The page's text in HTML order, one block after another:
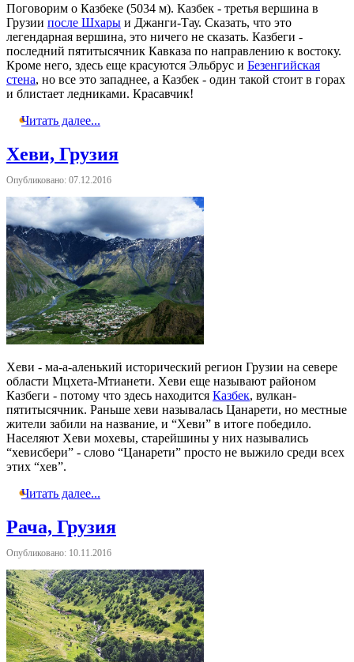
Поговорим о Казбеке (5034 м). Казбек - третья вершина в
Грузии после Шхары и Джанги-Тау. Сказать, что это
легендарная вершина, это ничего не сказать. Казбеги -
последний пятитысячник Кавказа по направлению к востоку.
Кроме него, здесь еще красуются Эльбрус и Безенгийская
стена, но все это западнее, а Казбек - один такой стоит в горах
и блистает ледниками. Красавчик!
Читать далее...
Хеви, Грузия
Опубликовано: 07.12.2016
Хеви - ма-а-аленький исторический регион Грузии на севере
области Мцхета-Мтианети. Хеви еще называют районом
Казбеги - потому что здесь находится Казбек, вулкан-
пятитысячник. Раньше хеви называлась Цанарети, но местные
жители забили на название, и “Хеви” в итоге победило.
Населяют Хеви мохевы, старейшины у них назывались
“хевисбери” - слово “Цанарети” просто не выжило среди всех
этих “хев”.
Читать далее...
Рача, Грузия
Опубликовано: 10.11.2016